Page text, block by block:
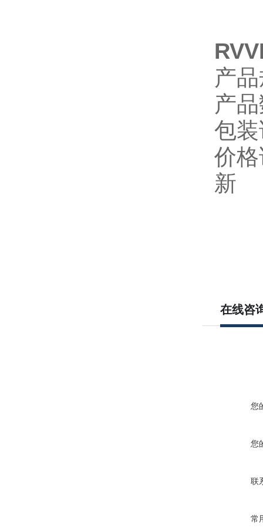
产
产
包
价
新
在线咨
您
您
联
常